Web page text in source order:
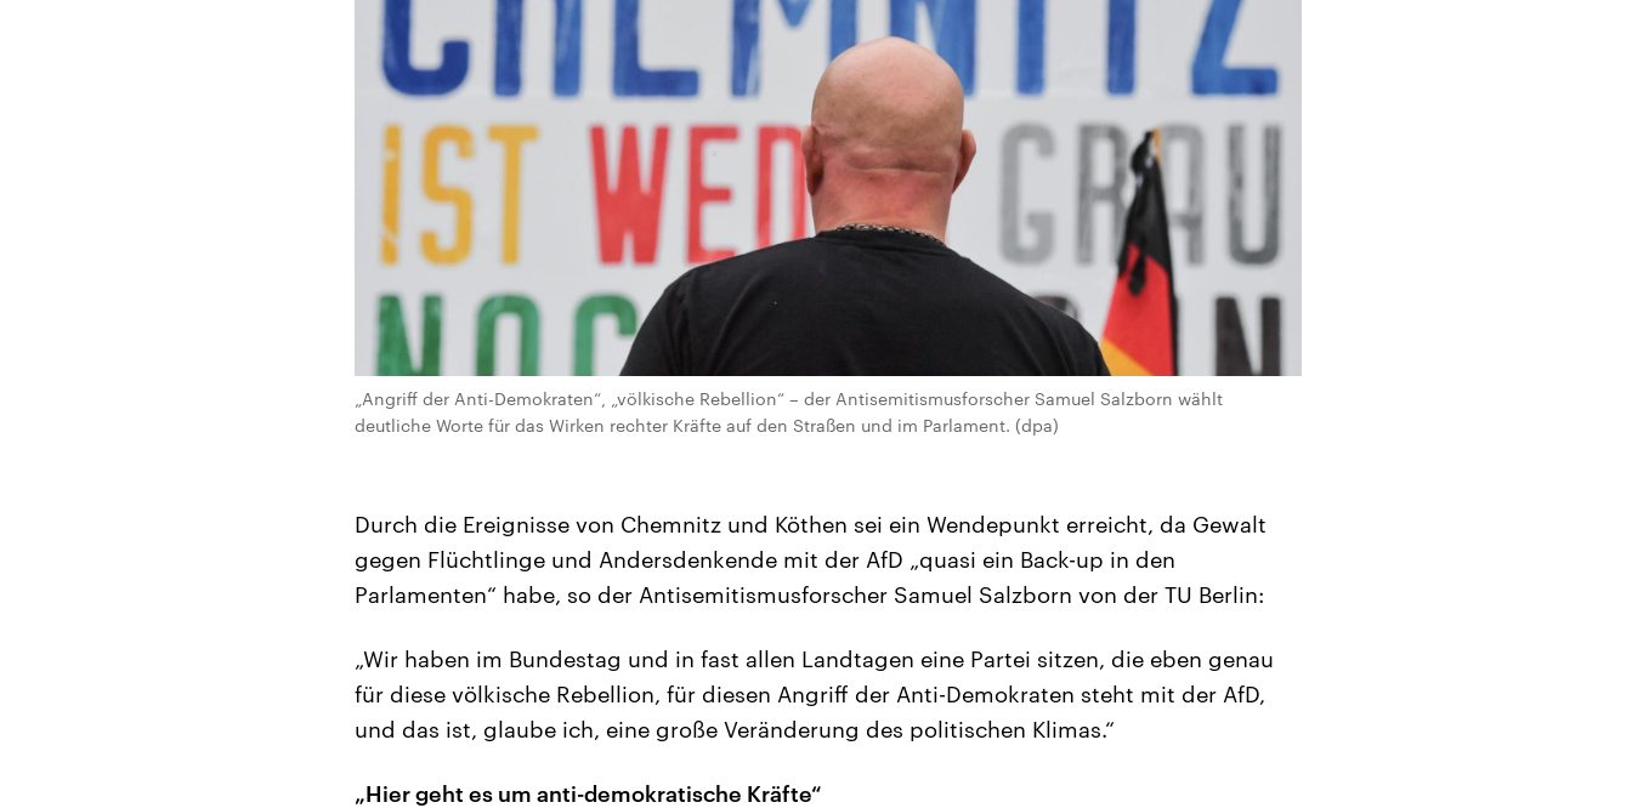
„Angriff der Anti-Demokraten“, „völkische Rebellion“ – der Antisemitismusforscher Samuel Salzborn wählt
deutliche Worte für das Wirken rechter Kräfte auf den Straßen und im Parlament. (dpa)
Durch die Ereignisse von Chemnitz und Köthen sei ein Wendepunkt erreicht, da Gewalt
gegen Flüchtlinge und Andersdenkende mit der AfD „quasi ein Back-up in den
Parlamenten“ habe, so der Antisemitismusforscher Samuel Salzborn von der TU Berlin:
„Wir haben im Bundestag und in fast allen Landtagen eine Partei sitzen, die eben genau
für diese völkische Rebellion, für diesen Angriff der Anti-Demokraten steht mit der AfD,
und das ist, glaube ich, eine große Veränderung des politischen Klimas.“
„Hier geht es um anti-demokratische Kräfte“